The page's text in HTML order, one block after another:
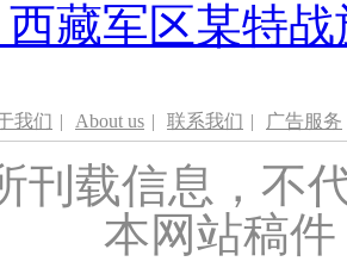
藏军区某特
我们 | About us | 联系我们 | 广告服务
刊载信息，不
本网站稿